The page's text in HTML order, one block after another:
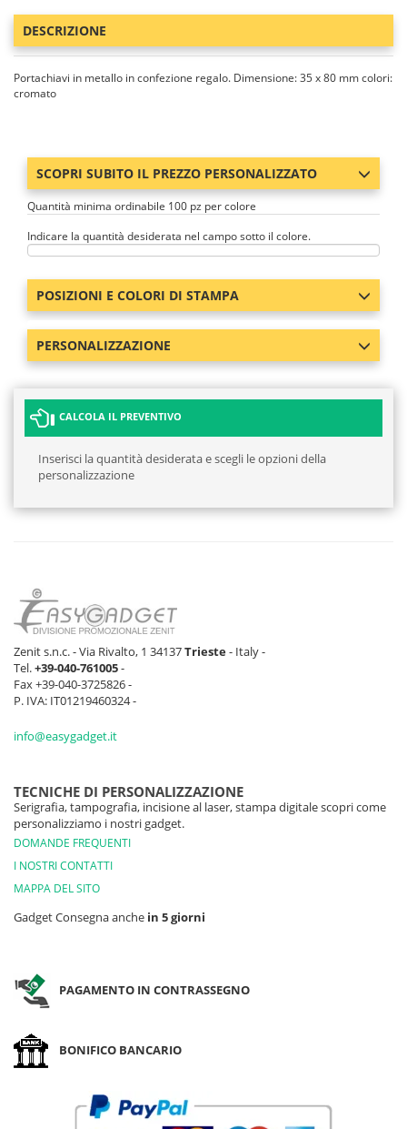
DESCRIZIONE
Portachiavi in metallo in confezione regalo. Dimensione: 35 x 80 mm colori:
cromato
SCOPRI SUBITO IL PREZZO PERSONALIZZATO
Quantità minima ordinabile 100 pz per colore
Indicare la quantità desiderata nel campo sotto il colore.
POSIZIONI E COLORI DI STAMPA
PERSONALIZZAZIONE
CALCOLA IL PREVENTIVO
Inserisci la quantità desiderata e scegli le opzioni della
personalizzazione
Zenit s.n.c. - Via Rivalto, 1 34137Trieste- Italy -
Tel.+39-040-761005-
Fax +39-040-3725826 -
P. IVA: IT01219460324 -
info@easygadget.it
TECNICHE DI PERSONALIZZAZIONE
Serigrafia, tampografia, incisione al laser, stampa digitale scopri come
personalizziamo i nostri gadget.
DOMANDE FREQUENTI
I NOSTRI CONTATTI
MAPPA DEL SITO
Gadget Consegna anche in 5 giorni
PAGAMENTO IN CONTRASSEGNO
BONIFICO BANCARIO